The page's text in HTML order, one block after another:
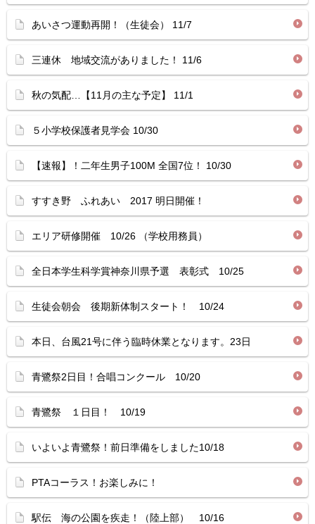
あいさつ運動再開！（生徒会） 11/7
三連休 地域交流がありました！ 11/6
秋の気配…【11月の主な予定】 11/1
５小学校保護者見学会 10/30
【速報】！二年生男子100M 全国7位！ 10/30
すすき野 ふれあい 2017 明日開催！
エリア研修開催 10/26 （学校用務員）
全日本学生科学賞神奈川県予選 表彰式 10/25
生徒会朝会 後期新体制スタート！ 10/24
本日、台風21号に伴う臨時休業となります。23日
青鷺祭2日目！合唱コンクール 10/20
青鷺祭 １日目！ 10/19
いよいよ青鷺祭！前日準備をしました10/18
PTAコーラス！お楽しみに！
駅伝 海の公園を疾走！（陸上部） 10/16